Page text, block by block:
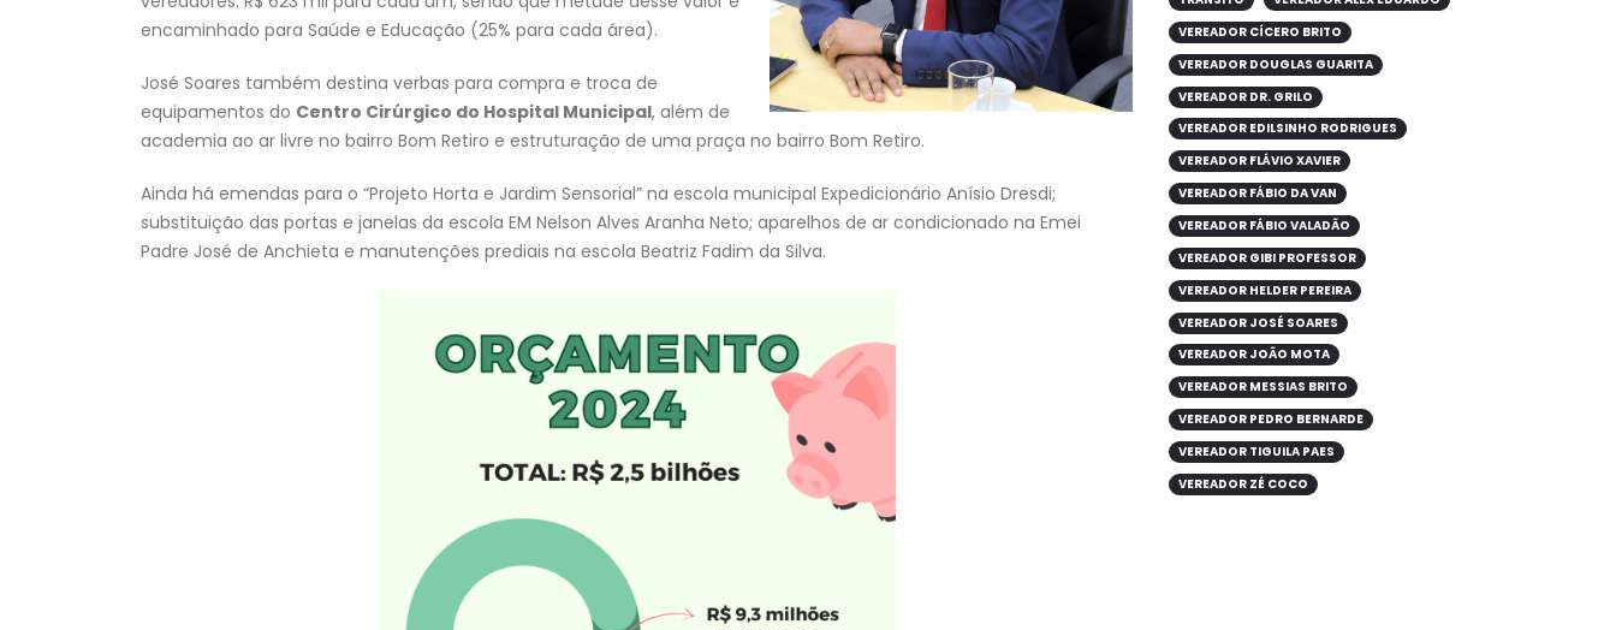
encaminhado para Saúde e Educação (25% para cada área).
José Soares também destina verbas para compra e troca de
equipamentos do Centro Cirúrgico do Hospital Municipal, além de
academia ao ar livre no bairro Bom Retiro e estruturação de uma praça no bairro Bom Retiro.
Ainda há emendas para o “Projeto Horta e Jardim Sensorial” na escola municipal Expedicionário Anísio Dresdi;
substituição das portas e janelas da escola EM Nelson Alves Aranha Neto; aparelhos de ar condicionado na Emei
Padre José de Anchieta e manutenções prediais na escola Beatriz Fadim da Silva.
VEREADOR CÍCERO BRITO
VEREADOR DOUGLAS GUARITA
VEREADOR DR. GRILO
VEREADOR EDILSINHO RODRIGUES
VEREADOR FLÁVIO XAVIER
VEREADOR FÁBIO DA VAN
VEREADOR FÁBIO VALADÃO
VEREADOR GIBI PROFESSOR
VEREADOR HELDER PEREIRA
VEREADOR JOSÉ SOARES
VEREADOR JOÃO MOTA
VEREADOR MESSIAS BRITO
VEREADOR PEDRO BERNARDE
VEREADOR TIGUILA PAES
VEREADOR ZÉ COCO